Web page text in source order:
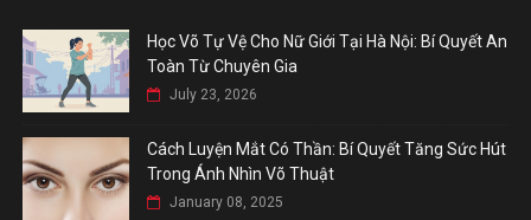
Học Võ Tự Vệ Cho Nữ Giới Tại Hà Nội: Bí Quyết An
Toàn Từ Chuyên Gia
July 23, 2026
Cách Luyện Mắt Có Thần: Bí Quyết Tăng Sức Hút
Trong Ánh Nhìn Võ Thuật
January 08, 2025